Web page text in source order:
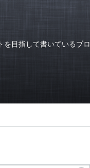
目指して書いているブロ